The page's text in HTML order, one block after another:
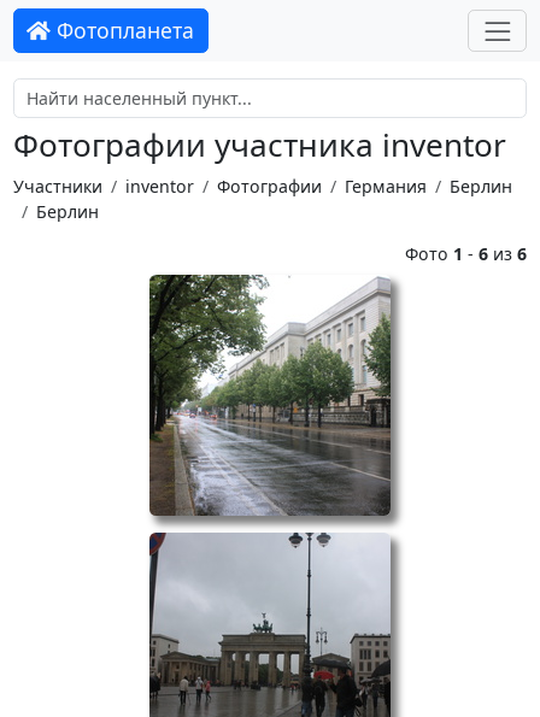
Фотопланета
Фотографии участника inventor
Участники inventor Фотографии Германия
Берлин
Берлин
Фото 1 -6 из6